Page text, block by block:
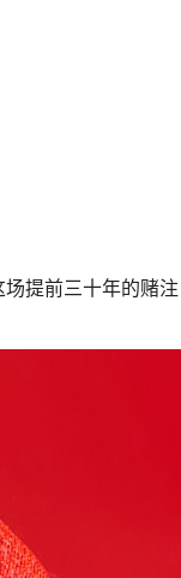
前三十年的赌注